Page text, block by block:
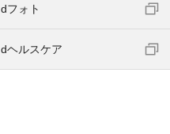
dフォト
dヘルスケア